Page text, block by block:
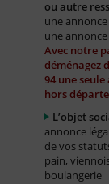
ou autre
une
une
Avec notre
déménagez
94 une
hors
L’objet
annonce
de vos
pain,
boulangerie